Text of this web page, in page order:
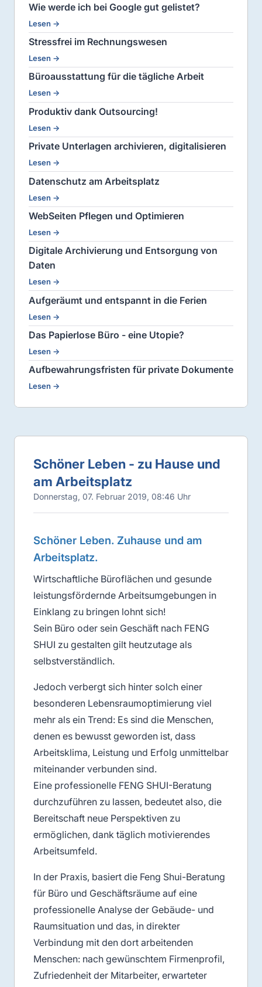
Schöner Leben - zu Hause und
am Arbeitsplatz
Donnerstag, 07. Februar 2019, 08:46 Uhr
Schöner Leben. Zuhause und am
Arbeitsplatz.
Wirtschaftliche Büroflächen und gesunde
leistungsfördernde Arbeitsumgebungen in
Einklang zu bringen lohnt sich!
Sein Büro oder sein Geschäft nach FENG
SHUI zu gestalten gilt heutzutage als
selbstverständlich.
Jedoch verbergt sich hinter solch einer
besonderen Lebensraumoptimierung viel
mehr als ein Trend: Es sind die Menschen,
denen es bewusst geworden ist, dass
Arbeitsklima, Leistung und Erfolg unmittelbar
miteinander verbunden sind.
Eine professionelle FENG SHUI-Beratung
durchzuführen zu lassen, bedeutet also, die
Bereitschaft neue Perspektiven zu
ermöglichen, dank täglich motivierendes
Arbeitsumfeld.
In der Praxis, basiert die Feng Shui-Beratung
für Büro und Geschäftsräume auf eine
professionelle Analyse der Gebäude- und
Raumsituation und das, in direkter
Verbindung mit den dort arbeitenden
Menschen: nach gewünschtem Firmenprofil,
Zufriedenheit der Mitarbeiter, erwarteter
Wie werde ich bei Google gut gelistet?
Lesen →
Stressfrei im Rechnungswesen
Lesen →
Büroausstattung für die tägliche Arbeit
Lesen →
Produktiv dank Outsourcing!
Lesen →
Private Unterlagen archivieren, digitalisieren
Lesen →
Datenschutz am Arbeitsplatz
Lesen →
WebSeiten Pflegen und Optimieren
Lesen →
Digitale Archivierung und Entsorgung von
Daten
Lesen →
Aufgeräumt und entspannt in die Ferien
Lesen →
Das Papierlose Büro - eine Utopie?
Lesen →
Aufbewahrungsfristen für private Dokumente
Lesen →